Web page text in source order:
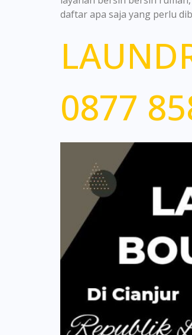
daftar apa saja yang perlu
0877